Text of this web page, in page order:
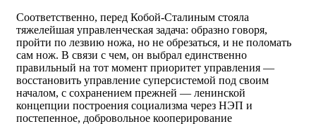
Соответственно, перед Кобой-Сталиным стояла
тяжелейшая управленческая задача: образно говоря,
пройти по лезвию ножа, но не обрезаться, и не поломать
сам нож. В связи с чем, он выбрал единственно
правильный на тот момент приоритет управления —
восстановить управление суперсистемой под своим
началом, с сохранением прежней — ленинской
концепции построения социализма через НЭП и
постепенное, добровольное кооперирование